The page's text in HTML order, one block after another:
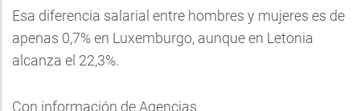
Esa diferencia salarial entre hombres y mujeres es de
apenas 0,7% en Luxemburgo, aunque en Letonia
alcanza el 22,3%.
Con información de Agencias